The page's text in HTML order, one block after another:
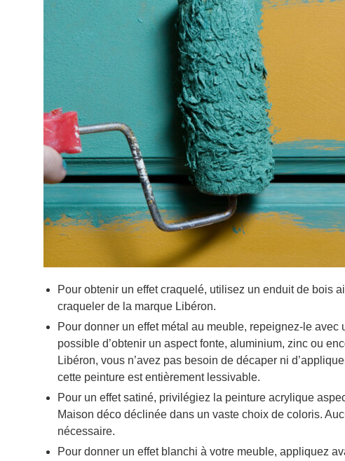
Pour obtenir un effet craquelé, utilisez un enduit de bois
craqueler de la marque Libéron.
Pour donner un effet métal au meuble, repeignez-le
possible d’obtenir un aspect fonte, aluminium, zinc ou
Libéron, vous n’avez pas besoin de décaper ni
cette peinture est entièrement lessivable.
Pour un effet satiné, privilégiez la peinture acrylique
Maison déco déclinée dans un vaste choix de coloris.
nécessaire.
Pour donner un effet blanchi à votre meuble, appliquez